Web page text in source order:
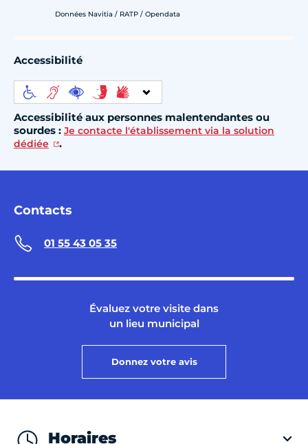
Données Navitia / RATP / Opendata
Accessibilité
Accessibilité aux personnes malentendantes ou
sourdes : Je contacte l'établissement via la solution
dédiée
.
Contacts
01 55 43 05 35
Évaluez votre visite dans
un lieu municipal
Donnez votre avis
Horaires